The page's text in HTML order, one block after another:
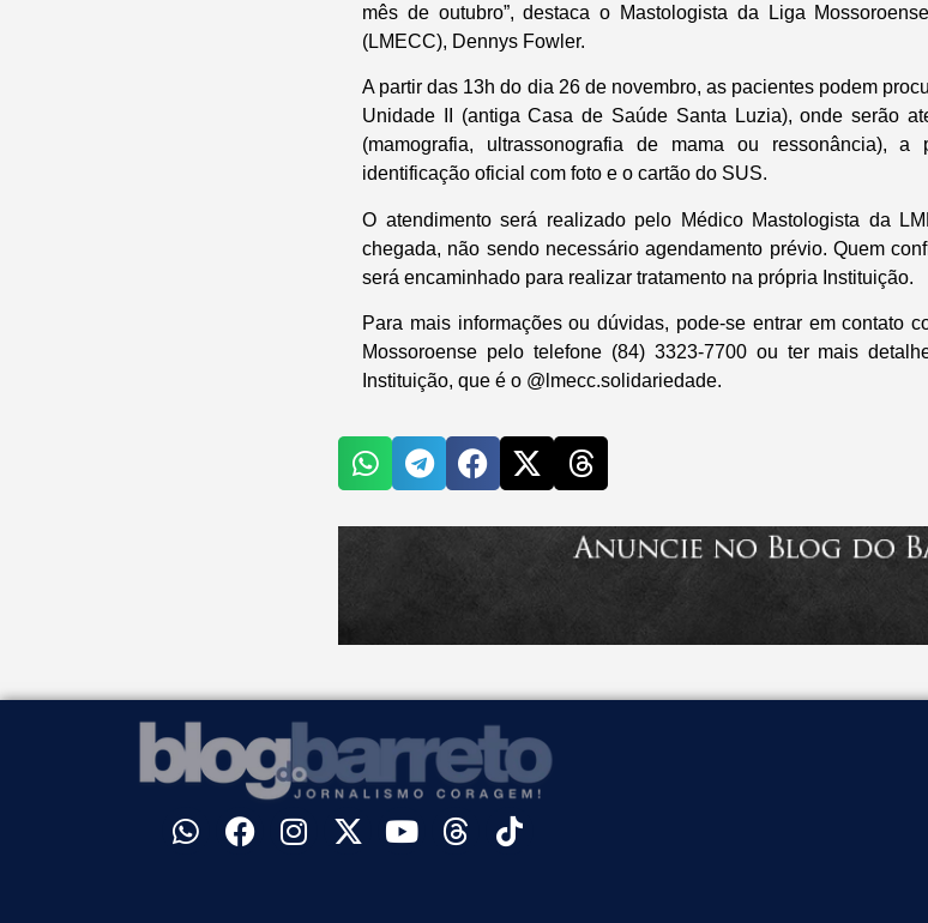
mês de outubro”, destaca o Mastologista da Liga
(LMECC), Dennys Fowler.
A partir das 13h do dia 26 de novembro, as pacientes podem
Unidade II (antiga Casa de Saúde Santa Luzia), onde serão
(mamografia, ultrassonografia de mama ou ressonância),
identificação oficial com foto e o cartão do SUS.
O atendimento será realizado pelo Médico Mastologista da
chegada, não sendo necessário agendamento prévio. Quem
será encaminhado para realizar tratamento na própria Instituição.
Para mais informações ou dúvidas, pode-se entrar em contato
Mossoroense pelo telefone (84) 3323-7700 ou ter mais
Instituição, que é o @lmecc.solidariedade.